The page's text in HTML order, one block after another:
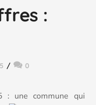
:
0
: une commune qui